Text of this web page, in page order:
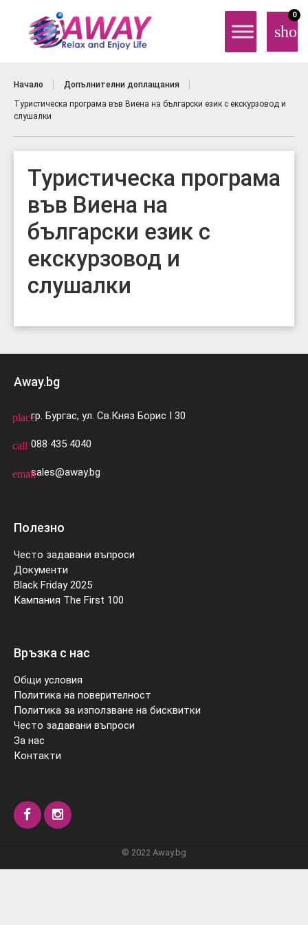
0
Начало
Допълнителни доплащания
Туристическа програма във Виена на български език с екскурзовод и
слушалки
Туристическа програма
във Виена на
български език с
екскурзовод и
слушалки
Away.bg
placeгр. Бургас, ул. Св.Княз Борис I 30
call 088 435 4040
emailsales@away.bg
Полезно
Често задавани въпроси
Документи
Black Friday 2025
Кампания The First 100
Връзка с нас
Общи условия
Политика на поверителност
Политика за използване на бисквитки
Често задавани въпроси
За нас
Контакти
© 2022 Away.bg